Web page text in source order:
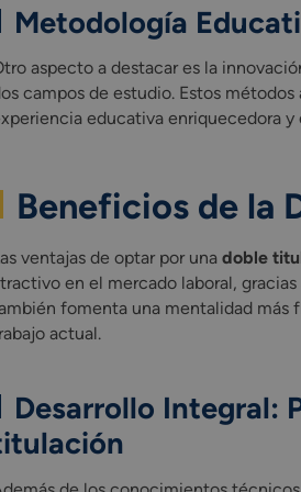
Metodología
aspecto a destacar es la
campos de estudio. Estos
educativa enriquecedora
Beneficios de la
ventajas de optar por una doble
en el mercado laboral,
fomenta una mentalidad más
actual.
Desarrollo Integral: